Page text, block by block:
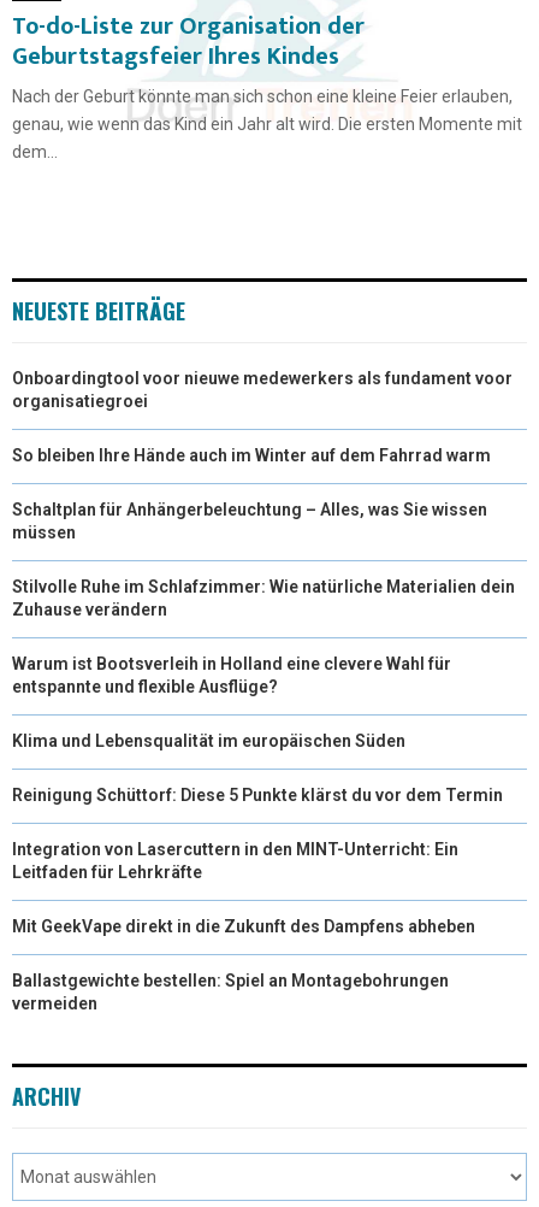
To-do-Liste zur Organisation der
Geburtstagsfeier Ihres Kindes
Nach der Geburt könnte man sich schon eine kleine Feier erlauben,
genau, wie wenn das Kind ein Jahr alt wird. Die ersten Momente mit
dem...
NEUESTE BEITRÄGE
Onboardingtool voor nieuwe medewerkers als fundament voor
organisatiegroei
So bleiben Ihre Hände auch im Winter auf dem Fahrrad warm
Schaltplan für Anhängerbeleuchtung – Alles, was Sie wissen
müssen
Stilvolle Ruhe im Schlafzimmer: Wie natürliche Materialien dein
Zuhause verändern
Warum ist Bootsverleih in Holland eine clevere Wahl für
entspannte und flexible Ausflüge?
Klima und Lebensqualität im europäischen Süden
Reinigung Schüttorf: Diese 5 Punkte klärst du vor dem Termin
Integration von Lasercuttern in den MINT-Unterricht: Ein
Leitfaden für Lehrkräfte
Mit GeekVape direkt in die Zukunft des Dampfens abheben
Ballastgewichte bestellen: Spiel an Montagebohrungen
vermeiden
ARCHIV